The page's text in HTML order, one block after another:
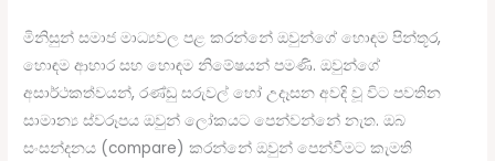
මිනිසුන් සමාජ මාධ්‍යවල පළ කරන්නේ ඔවුන්ගේ හොඳම පින්තූර,
හොඳම ආහාර සහ හොඳම නිමේෂයන් පමණි. ඔවුන්ගේ
අසාර්ථකත්වයන්, රණ්ඩු සරුවල් හෝ උදෑසන අවදි වූ විට පවතින
සාමාන්‍ය ස්වරූපය ඔවුන් ලෝකයට පෙන්වන්නේ නැත. ඔබ
සංසන්දනය (compare) කරන්නේ ඔවුන් පෙන්වීමට කැමති